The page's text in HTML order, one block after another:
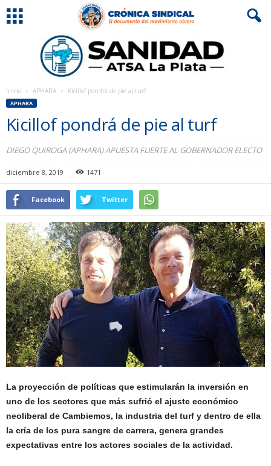
Inicio APHARA Kicillof pondrá de pie al turf
APHARA
Kicillof pondrá de pie al turf
DIEGO QUIROGA (APHARA) APUESTA FUERTE AL GOBERNADOR ELECTO
diciembre 8, 2019 1471
Facebook Twitter
La proyección de políticas que estimularán la inversión en
uno de los sectores que más sufrió el ajuste económico
neoliberal de Cambiemos, la industria del turf y dentro de ella
la cría de los pura sangre de carrera, genera grandes
expectativas entre los actores sociales de la actividad.